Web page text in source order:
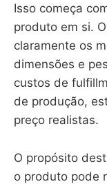
Isso começa
produto em si.
claramente os
dimensões e
custos de
de produção,
preço realistas.
O propósito
o produto pode